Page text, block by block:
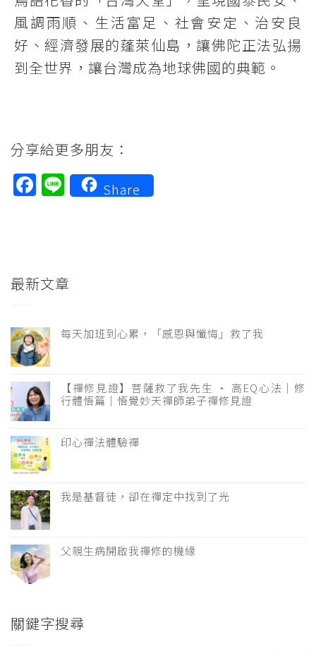
風調雨順、生活富足、社會安定、治安良
好、經濟發展的蓬萊仙島，讓佛陀正法弘揚
到全世界，讓台灣成為地球佛國的典範。
分享給更多朋友：
Facebook
LineShare
最新文章
每天加班到心累，「感恩與懺悔」救了我
【禪修見證】菩薩救了我先生 · 高EQ心法｜修
行體悟篇｜悟覺妙天禪師弟子禪修見證
印心禪法體驗禪
我是基督徒，卻在禪定中找到了光
父親生病開啟我禪修的機緣
關鍵字搜尋